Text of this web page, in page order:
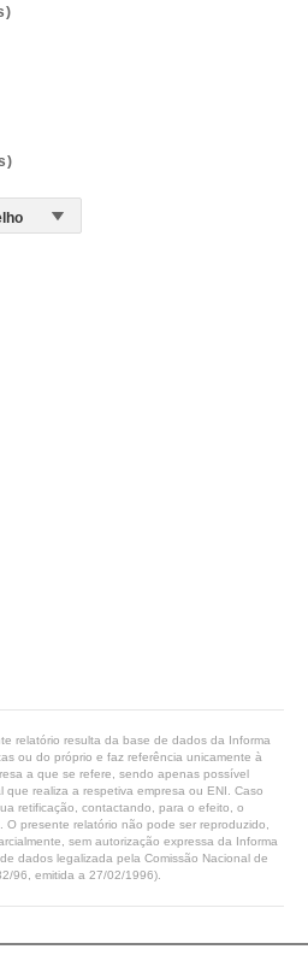
relatório resulta da base de dados da Informa
ou do próprio e faz referência unicamente à
a que se refere, sendo apenas possível
que realiza a respetiva empresa ou ENI. Caso
retificação, contactando, para o efeito, o
presente relatório não pode ser reproduzido,
sem autorização expressa da Informa
dados legalizada pela Comissão Nacional de
96, emitida a 27/02/1996).